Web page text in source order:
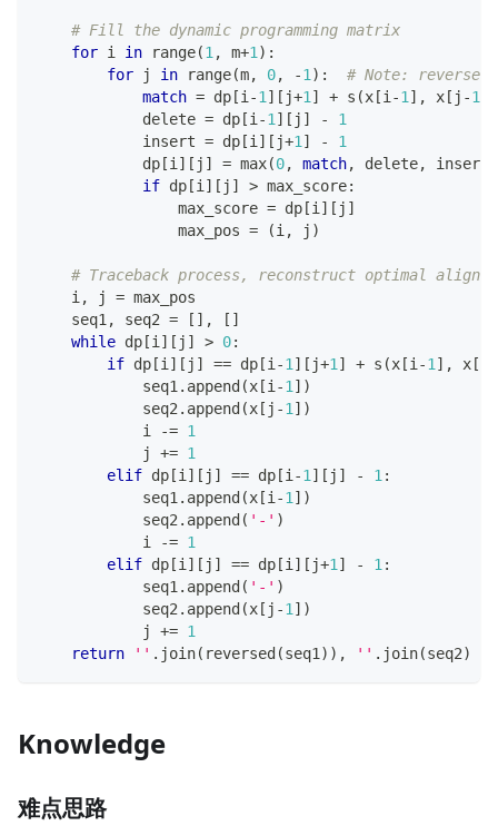
# Fill the dynamic programming matrix
for i in range(1 , m+1 ) :
for j in range(m, 0, -1 ) :
# Note: reverse
match = dp [i -1 ] [ j+1 ] + s (x [i -1 ] , x [ j -1
            delete
= dp [i -1 ] [ j ] -
1
            insert
= dp [i ] [ j+1 ] -
1
            dp
[i ] [ j ] = max(0, match, delete, insert
if dp [i ] [ j ] > max_score:
                max_score
= dp [i ] [ j ]
                max_pos
= (i , j )
# Traceback process, reconstruct optimal
    i
, j = max_pos
    seq1
, seq2 = [ ] , [ ]
while dp [i ] [ j ] > 0:
if dp [i ] [ j ] == dp [i -1 ] [ j+1 ] + s (x [i -1 ] , x [
            seq1
. append (x [i -1 ] )
            seq2
. append (x [ j -1 ] )
            i
-= 1
            j
+= 1
elif dp [i ] [ j ] == dp [i -1 ] [ j ] - 1 :
            seq1
. append (x [i -1 ] )
            seq2
. append ( '-' )
            i
-= 1
elif dp [i ] [ j ] == dp [i ] [ j+1 ] - 1 :
            seq1
. append ( '-' )
            seq2
. append (x [ j -1 ] )
            j
+= 1
return
'' . join( reversed (seq1 ) ) , '' . join(seq2)
Knowledge
难点思路